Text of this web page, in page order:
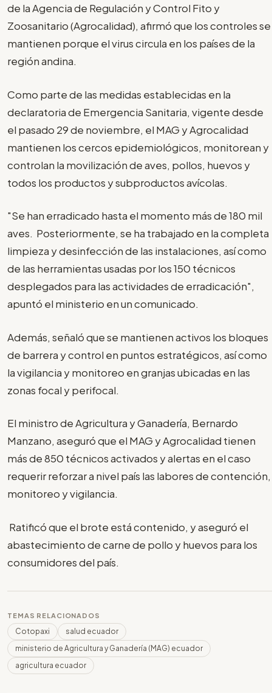
de la Agencia de Regulación y Control Fito y
Zoosanitario (Agrocalidad), afirmó que los controles se
mantienen porque el virus circula en los países de la
región andina.
Como parte de las medidas establecidas en la
declaratoria de Emergencia Sanitaria, vigente desde
el pasado 29 de noviembre, el MAG y Agrocalidad
mantienen los cercos epidemiológicos, monitorean y
controlan la movilización de aves, pollos, huevos y
todos los productos y subproductos avícolas.
"Se han erradicado hasta el momento más de 180 mil
aves. Posteriormente, se ha trabajado en la completa
limpieza y desinfección de las instalaciones, así como
de las herramientas usadas por los 150 técnicos
desplegados para las actividades de erradicación",
apuntó el ministerio en un comunicado.
Además, señaló que se mantienen activos los bloques
de barrera y control en puntos estratégicos, así como
la vigilancia y monitoreo en granjas ubicadas en las
zonas focal y perifocal.
El ministro de Agricultura y Ganadería, Bernardo
Manzano, aseguró que el MAG y Agrocalidad tienen
más de 850 técnicos activados y alertas en el caso
requerir reforzar a nivel país las labores de contención,
monitoreo y vigilancia.
Ratificó que el brote está contenido, y aseguró el
abastecimiento de carne de pollo y huevos para los
consumidores del país.
TEMAS RELACIONADOS
Cotopaxi
salud ecuador
ministerio de Agricultura y Ganadería (MAG) ecuador
agricultura ecuador